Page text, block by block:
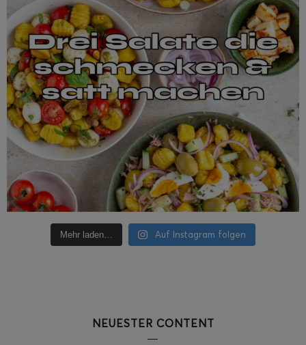
Mehr laden… Auf Instagram folgen
NEUESTER CONTENT